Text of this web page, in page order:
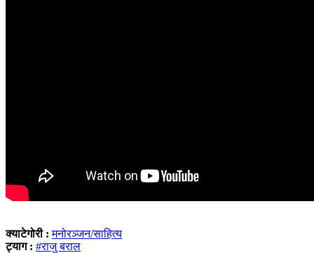
क्याटेगोरी :मनोरञ्जन/साहित्य
ट्याग : #राजु बराल